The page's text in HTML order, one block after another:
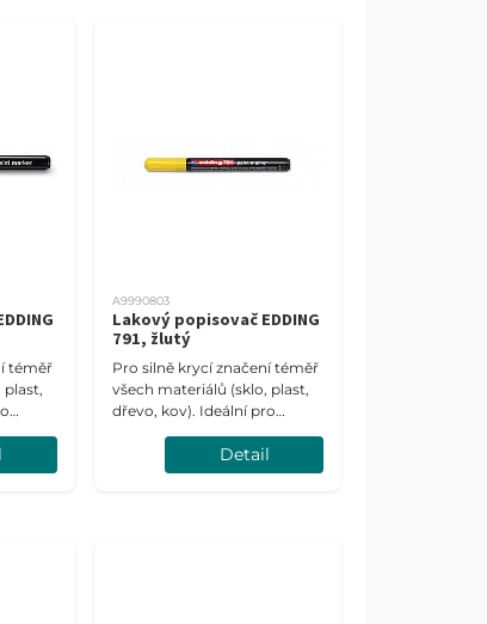
téměř
plast,
A9990803
Lakový popisovač EDDING
791, žlutý
Pro silně krycí značení téměř
všech materiálů (sklo, plast,
dřevo, kov). Ideální pro
tmavé a průsvitné materiály.
Šíře stopy 1-2 mm.Detail